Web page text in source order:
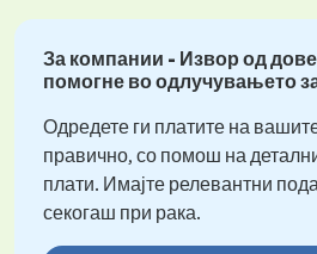
За компании - Извор од
помогне во одлучувањето
Одредете ги платите на
правично, со помош на
плати. Имајте релевантни
секогаш при рака.